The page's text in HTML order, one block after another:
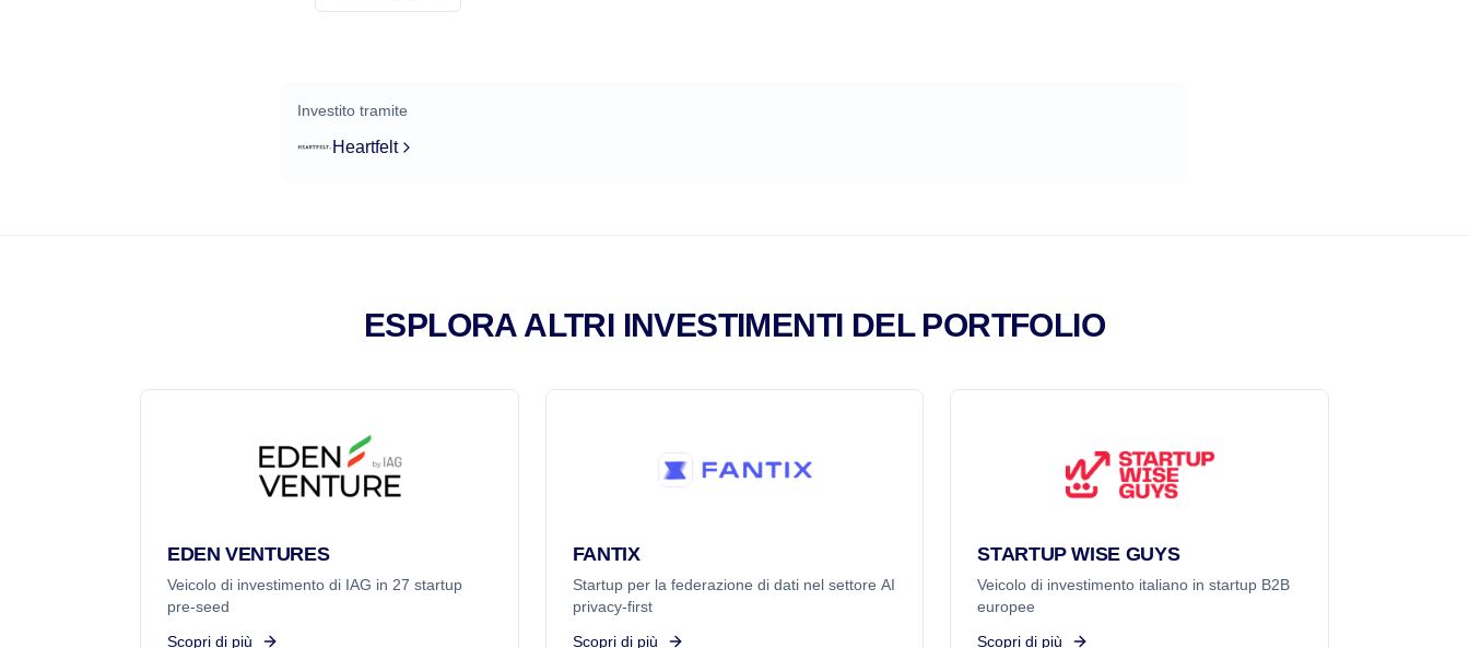
Investito tramite
Heartfelt
ESPLORA ALTRI INVESTIMENTI DEL PORTFOLIO
EDEN VENTURES
Veicolo di investimento di IAG in 27 startup
pre-seed
Scopri di più
FANTIX
Startup per la federazione di dati nel settore AI
privacy-first
Scopri di più
STARTUP WISE GUYS
Veicolo di investimento italiano in startup B2B
europee
Scopri di più